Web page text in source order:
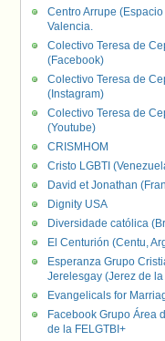
Centro Arrupe
Valencia.
Colectivo Teresa de
(Facebook)
Colectivo Teresa de
(Instagram)
Colectivo Teresa de
(Youtube)
CRISMHOM
Cristo LGBTI
David et Jonathan
Dignity USA
Diversidade católica
El Centurión (Centu,
Esperanza Grupo
Jerelesgay (Jerez de
Evangelicals for
Facebook Grupo Área
de la FELGTBI+